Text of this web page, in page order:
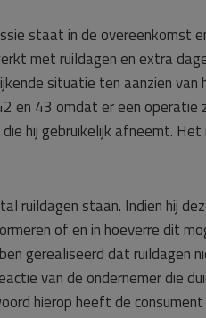
staat in de overeenkomst
met ruildagen en extra
situatie ten aanzien
en 43 omdat er een
hij gebruikelijk afneemt.
ruildagen staan. Indien hij
of en in hoeverre dit
gerealiseerd dat ruildagen
van de ondernemer die
hierop heeft de